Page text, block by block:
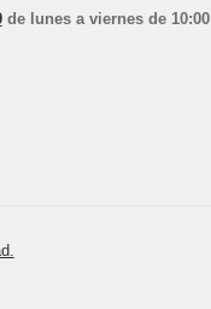
de lunes a viernes de 10:00